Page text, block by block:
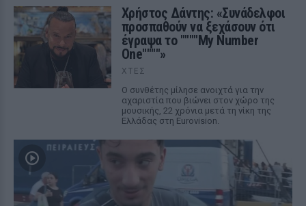
Χρήστος Δάντης: «Συνάδελφοι
προσπαθούν να ξεχάσουν ότι
έγραψα το """"My Number
One""""»
ΧΤΕΣ
Ο συνθέτης μίλησε ανοιχτά για την
αχαριστία που βιώνει στον χώρο της
μουσικής, 22 χρόνια μετά τη νίκη της
Ελλάδας στη Eurovision.